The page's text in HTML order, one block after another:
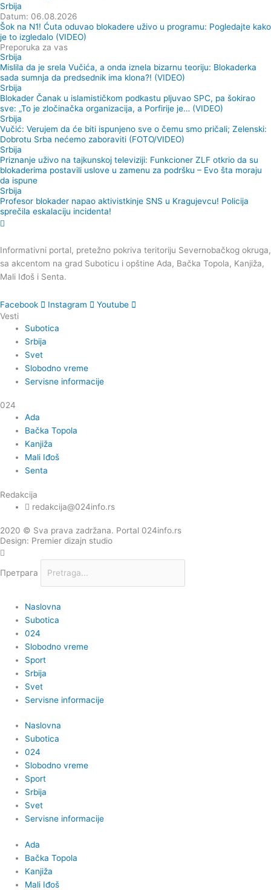
Srbija
Datum: 06.08.2026
Šok na N1! Ćuta oduvao blokadere uživo u programu: Pogledajte kako
je to izgledalo (VIDEO)
Preporuka za vas
Srbija
Mislila da je srela Vučića, a onda iznela bizarnu teoriju: Blokaderka
sada sumnja da predsednik ima klona?! (VIDEO)
Srbija
Blokader Čanak u islamističkom podkastu pljuvao SPC, pa šokirao
sve: „To je zločinačka organizacija, a Porfirije je… (VIDEO)
Srbija
Vučić: Verujem da će biti ispunjeno sve o čemu smo pričali; Zelenski:
Dobrotu Srba nećemo zaboraviti (FOTO/VIDEO)
Srbija
Priznanje uživo na tajkunskoj televiziji: Funkcioner ZLF otkrio da su
blokaderima postavili uslove u zamenu za podršku – Evo šta moraju
da ispune
Srbija
Profesor blokader napao aktivistkinje SNS u Kragujevcu! Policija
sprečila eskalaciju incidenta!
Informativni portal, pretežno pokriva teritoriju Severnobačkog okruga,
sa akcentom na grad Suboticu i opštine Ada, Bačka Topola, Kanjiža,
Mali Iđoš i Senta.
Facebook Instagram
Youtube
Vesti
Subotica
Srbija
Svet
Slobodno vreme
Servisne informacije
024
Ada
Bačka Topola
Kanjiža
Mali Iđoš
Senta
Redakcija
redakcija@024info.rs
2020 © Sva prava zadržana. Portal 024info.rs
Design: Premier dizajn studio
Претрага
Naslovna
Subotica
024
Slobodno vreme
Sport
Srbija
Svet
Servisne informacije
Naslovna
Subotica
024
Slobodno vreme
Sport
Srbija
Svet
Servisne informacije
Ada
Bačka Topola
Kanjiža
Mali Iđoš